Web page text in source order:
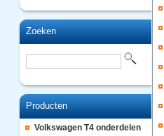
Zoeken
Producten
Volkswagen T4 onderdelen